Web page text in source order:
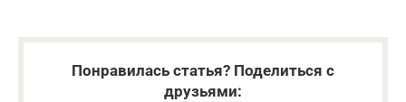
Понравилась статья? Поделиться с
друзьями: